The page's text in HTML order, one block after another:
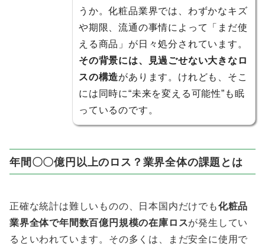
うか。化粧品業界では、わずかなキズ
や期限、流通の事情によって「まだ使
える商品」が日々処分されています。
その背景には、見過ごせない大きなロ
スの構造があります。けれども、そこ
には同時に“未来を変える可能性”も眠
っているのです。
年間〇〇億円以上のロス？業界全体の課題とは
正確な統計は難しいものの、日本国内だけでも化粧品
業界全体で年間数百億円規模の在庫ロスが発生してい
るといわれています。その多くは、まだ安全に使用で